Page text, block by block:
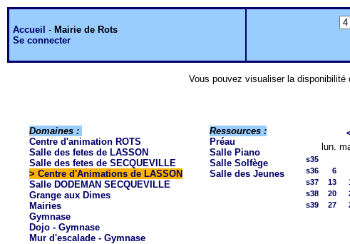
Accueil - Mairie de Rots
Se connecter
Vous pouvez visualiser la
Domaines :
Centre d'animation ROTS
Salle des fetes de LASSON
Salle des fetes de SECQUEVILLE
> Centre d'Animations de LASSON
Salle DODEMAN SECQUEVILLE
Grange aux Dimes
Mairies
Gymnase
Dojo - Gymnase
Mur d'escalade - Gymnase
Ressources :
Préau
Salle Piano
Salle Solfège
Salle des Jeunes
lun.
s35
s36
6
s37
13
s38
20
s39
27